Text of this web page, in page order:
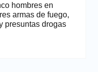
hombres en
armas de fuego,
presuntas drogas